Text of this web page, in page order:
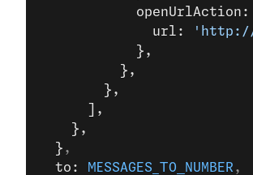
openUrlAction:
              url:
'http://
            },
          },
        },
      ],
    },
  }
,
  to:
MESSAGES_TO_NUMBER ,